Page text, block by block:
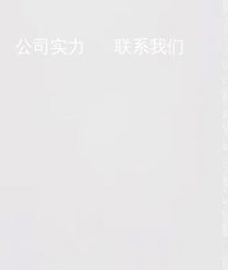
公司实力 联系我们